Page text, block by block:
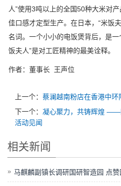
人”使用3吨以上的全国50种大米对
佳口感才定型生产。在日本，“米饭
名词。一个小小的电饭煲背后，是
饭夫人”是对工匠精神的最美诠释。
作者：董事长 王声位
上一个： 蔡澜越南粉店在香港中环
下一个： 凝心聚力，共铸辉煌 ——
活动见闻
相关新闻
马麒麟副镇长调研国研智造园 点